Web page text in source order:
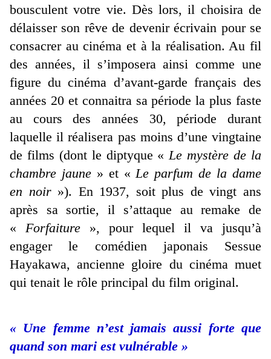
bousculent votre vie. Dès lors, il choisira de
délaisser son rêve de devenir écrivain pour se
consacrer au cinéma et à la réalisation. Au fil
des années, il s’imposera ainsi comme une
figure du cinéma d’avant-garde français des
années 20 et connaitra sa période la plus faste
au cours des années 30, période durant
laquelle il réalisera pas moins d’une vingtaine
de films (dont le diptyque «Le mystère de la
chambre jaune» et «Le parfum de la dame
en noir»). En 1937, soit plus de vingt ans
après sa sortie, il s’attaque au remake de
« Forfaiture », pour lequel il va jusqu’à
engager le comédien japonais Sessue
Hayakawa, ancienne gloire du cinéma muet
qui tenait le rôle principal du film original.
« Une femme n’est jamais aussi forte que
quand son mari est vulnérable »